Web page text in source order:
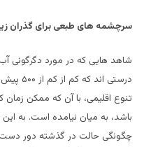
سرچشمه های طبعی برای گذران
شاهد هایی که در مورد دگرگونی
درستی
تنوع اقلیمی، با آن که ممکن
باشد، به میان نیامده است. به
چگونگی حالت در گذشته دور دست